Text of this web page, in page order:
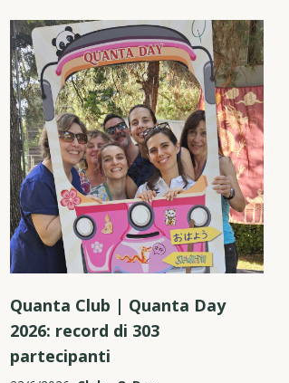
Quanta Club | Quanta Day
2026: record di 303
partecipanti